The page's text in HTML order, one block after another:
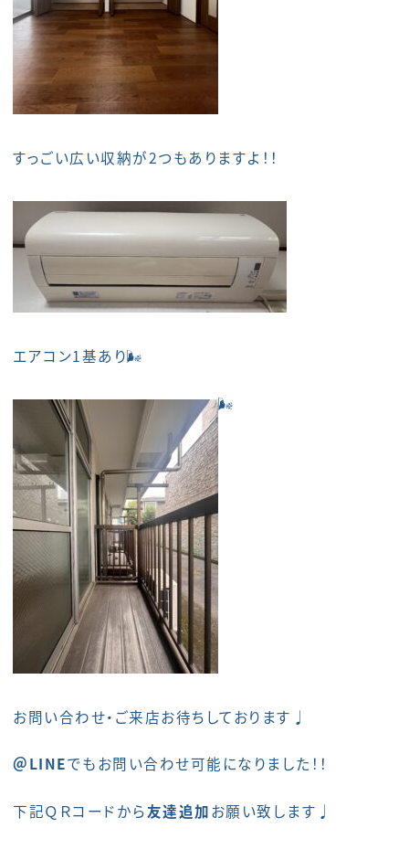
すっごい広い収納が2つもありますよ！！
エアコン1基あり🌬
🌬
お問い合わせ・ご来店お待ちしております♩
＠LINEでもお問い合わせ可能になりました！！
下記ＱＲコードから友達追加お願い致します♩